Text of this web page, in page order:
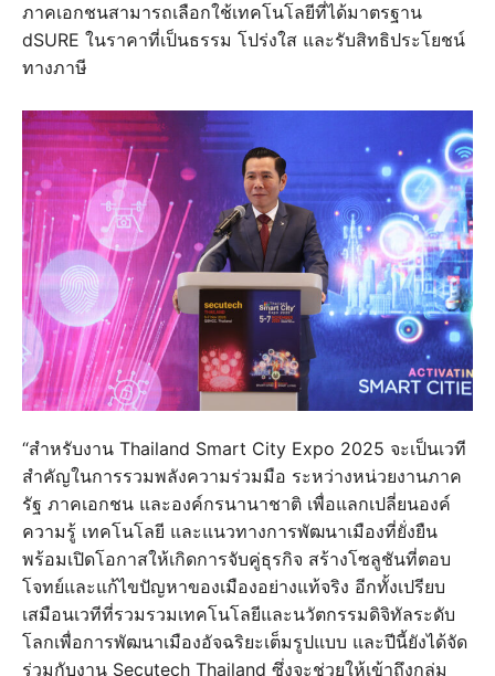
ภาคเอกชนสามารถเลือกใช้เทคโนโลยีที่ได้มาตรฐาน
dSURE ในราคาที่เป็นธรรม โปร่งใส และรับสิทธิประโยชน์
ทางภาษี
“สำหรับงาน Thailand Smart City Expo 2025 จะเป็นเวที
สำคัญในการรวมพลังความร่วมมือ ระหว่างหน่วยงานภาค
รัฐ ภาคเอกชน และองค์กรนานาชาติ เพื่อแลกเปลี่ยนองค์
ความรู้ เทคโนโลยี และแนวทางการพัฒนาเมืองที่ยั่งยืน
พร้อมเปิดโอกาสให้เกิดการจับคู่ธุรกิจ สร้างโซลูชันที่ตอบ
โจทย์และแก้ไขปัญหาของเมืองอย่างแท้จริง อีกทั้งเปรียบ
เสมือนเวทีที่รวมรวมเทคโนโลยีและนวัตกรรมดิจิทัลระดับ
โลกเพื่อการพัฒนาเมืองอัจฉริยะเต็มรูปแบบ และปีนี้ยังได้จัด
ร่วมกับงาน Secutech Thailand ซึ่งจะช่วยให้เข้าถึงกลุ่ม